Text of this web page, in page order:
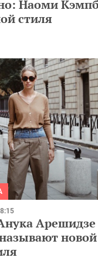
Наоми
стиля
новой